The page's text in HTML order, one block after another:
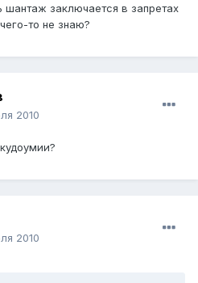
заключается в запретах
то не знаю?
2010
2010